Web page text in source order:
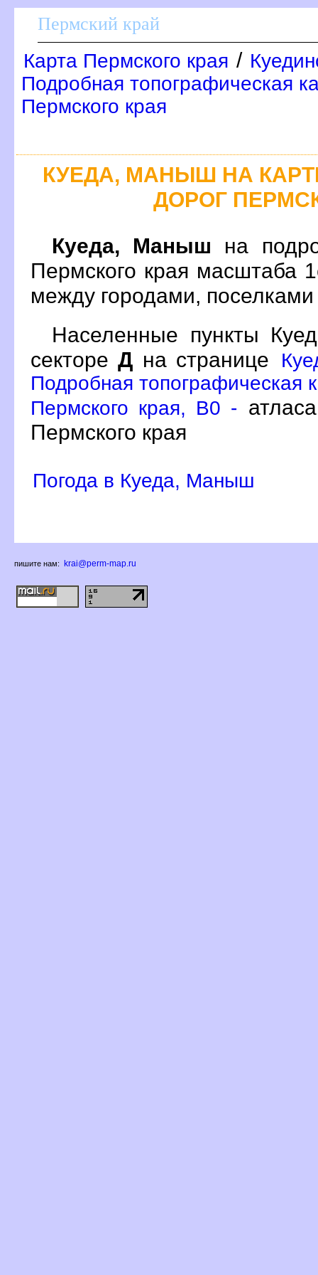
Пермский край
Карта Пермского края /
Подробная топографическая
Пермского края
КУЕДА, МАНЫШ НА
ДОРОГ
Куеда, Маныш на
Пермского края масштаба
между городами,
Населенные пункты
сектореД на странице
Подробная топографическая
Пермского края, B0 -
Пермского края
Погода в Куеда, Маныш
пишите нам: krai@perm-map.ru